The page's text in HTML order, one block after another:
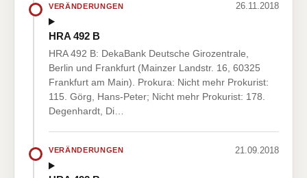
VERÄNDERUNGEN 26.11.2018
HRA 492 B
HRA 492 B: DekaBank Deutsche Girozentrale,
Berlin und Frankfurt (Mainzer Landstr. 16, 60325
Frankfurt am Main). Prokura: Nicht mehr Prokurist:
115. Görg, Hans-Peter; Nicht mehr Prokurist: 178.
Degenhardt, Di…
VERÄNDERUNGEN 21.09.2018